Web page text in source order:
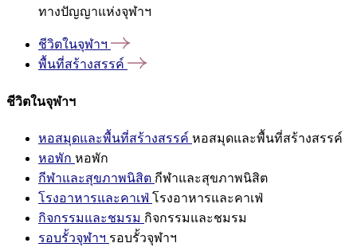
ทางปัญญาแห่งจุฬาฯ
ชีวิตในจุฬาฯ
พื้นที่สร้างสรรค์
ชีวิตในจุฬาฯ
หอสมุดและพื้นที่สร้างสรรค์ หอสมุดและพื้นที่สร้างสรรค์
หอพัก หอพัก
กีฬาและสุขภาพนิสิต กีฬาและสุขภาพนิสิต
โรงอาหารและคาเฟ่ โรงอาหารและคาเฟ่
กิจกรรมและชมรม กิจกรรมและชมรม
รอบรั้วจุฬาฯ รอบรั้วจุฬาฯ